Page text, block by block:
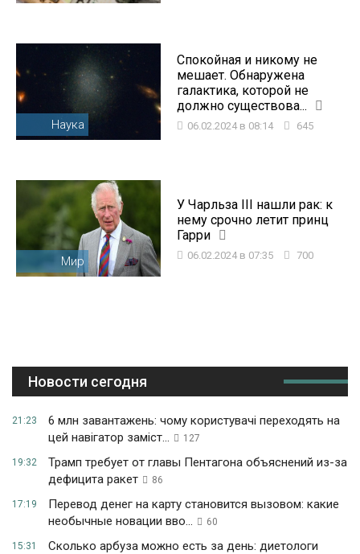
Наука
Спокойная и никому не
мешает. Обнаружена
галактика, которой не
должно существова...
06.02.2024 в 08:14 645
Мир
У Чарльза III нашли рак: к
нему срочно летит принц
Гарри
06.02.2024 в 07:35 700
Новости сегодня
21:23
6 млн завантажень: чому користувачі переходять на
цей навігатор заміст...
127
19:32
Трамп требует от главы Пентагона объяснений из-за
дефицита ракет
86
17:19
Перевод денег на карту становится вызовом: какие
необычные новации вво...
60
15:31
Сколько арбуза можно есть за день: диетологи